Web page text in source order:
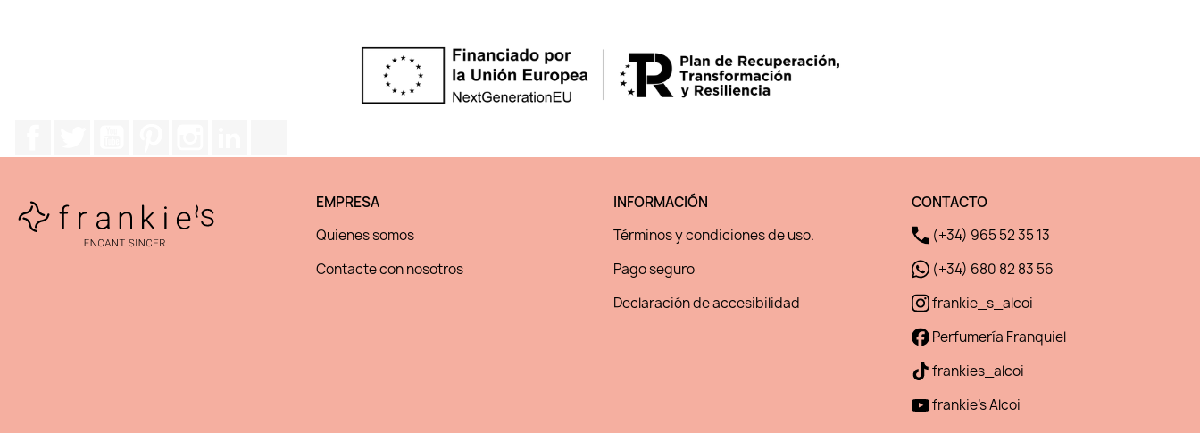
EMPRESA
Quienes somos
Contacte con nosotros
INFORMACIÓN
Términos y condiciones de uso.
Pago seguro
Declaración de accesibilidad
CONTACTO
(+34) 965 52 35 13
(+34) 680 82 83 56
frankie_s_alcoi
Perfumería Franquiel
frankies_alcoi
frankie's Alcoi